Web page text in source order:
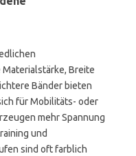
Breite
Bänder bieten
für Mobilitäts- oder
mehr Spannung
und
sind oft farblich